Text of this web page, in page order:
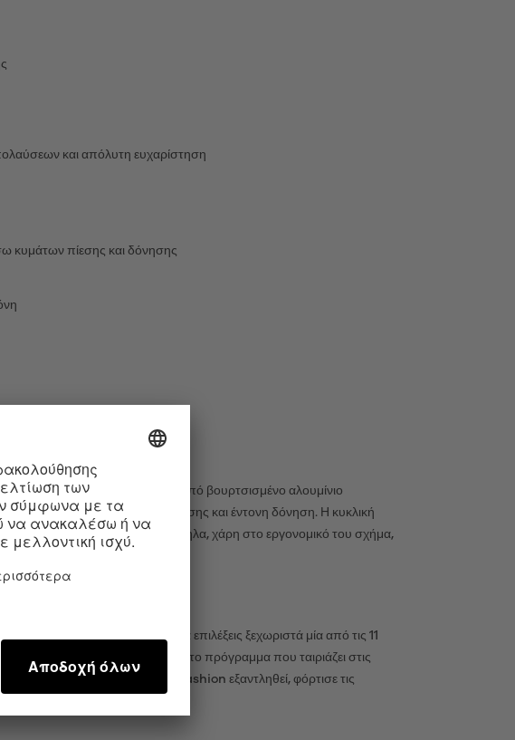
και απόλυτη ευχαρίστηση
κυμάτων πίεσης και δόνησης
πίεσης υψηλής ποιότητας από βουρτσισμένο αλουμίνιο
από παλμικά κύματα πίεσης και έντονη δόνηση. Η κυκλική
απτική της αίσθηση. Παράλληλα, χάρη στο εργονομικό του σχήμα,
χειριστήριο.Έτσι, μπορείς να επιλέξεις ξεχωριστά μία από τις 11
θα βρίσκεις πάντα το πρόγραμμα που ταιριάζει στις
την μπανιέρα. Και αν το High Fashion εξαντληθεί, φόρτισε τις